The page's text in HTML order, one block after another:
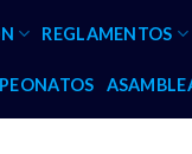
REGLAMENTOS